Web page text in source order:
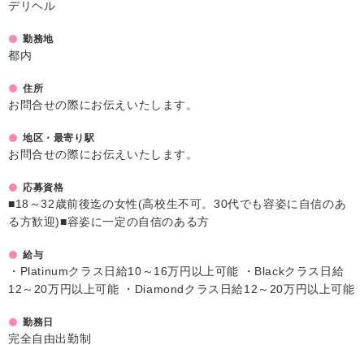
デリヘル
勤務地
都内
住所
お問合せの際にお伝えいたします。
地区・最寄り駅
お問合せの際にお伝えいたします。
応募資格
■18～32歳前後迄の女性(高校生不可。30代でも容姿に自信のあ
る方歓迎)■容姿に一定の自信のある方
給与
・Platinumクラス日給10～16万円以上可能 ・Blackクラス日給
12～20万円以上可能 ・Diamondクラス日給12～20万円以上可能
勤務日
完全自由出勤制